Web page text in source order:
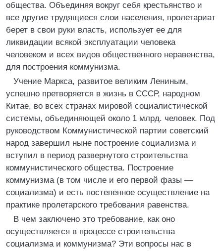
общества. Объединяя вокруг себя крестьянство и
все другие трудящиеся слои населения, пролетариат
берет в свои руки власть, использует ее для
ликвидации всякой эксплуатации человека
человеком и всех видов общественного неравенства,
для построения коммунизма.
Учение Маркса, развитое великим Лениным,
успешно претворяется в жизнь в СССР, народном
Китае, во всех странах мировой социалистической
системы, объединяющей около 1 млрд. человек. Под
руководством Коммунистической партии советский
народ завершил ныне построение социализма и
вступил в период развернутого строительства
коммунистического общества. Построение
коммунизма (в том числе и его первой фазы —
социализма) и есть постепенное осуществление на
практике пролетарского требования равенства.
В чем заключено это требование, как оно
осуществляется в процессе строительства
социализма и коммунизма? Эти вопросы нас в